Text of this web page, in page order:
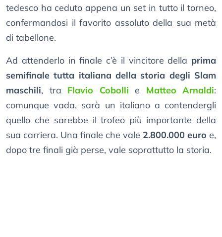
tedesco ha ceduto appena un set in tutto il torneo,
confermandosi il favorito assoluto della sua metà
di tabellone.
Ad attenderlo in finale c’è il vincitore della prima
semifinale tutta italiana della storia degli Slam
maschili, tra Flavio Cobolli e Matteo Arnaldi:
comunque vada, sarà un italiano a contendergli
quello che sarebbe il trofeo più importante della
sua carriera. Una finale che vale 2.800.000 euro e,
dopo tre finali già perse, vale soprattutto la storia.